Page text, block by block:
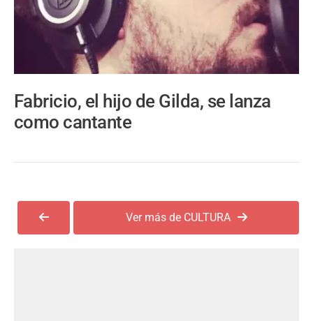
Fabricio, el hijo de Gilda, se lanza
como cantante
Ver más de CULTURA